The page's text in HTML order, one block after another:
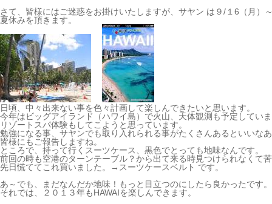
さて、皆様にはご迷惑をお掛けいたしますが、サヤン は９/１6（月）
夏休みを頂きます。
日頃、中々出来ない事を色々計画して楽しんできたいと思います。
今年はビッグアイランド（ハワイ島）で火山、天体観測も予定してい
リゾートスパ体験もしてこようと思っています。
勉強になる事、サヤンでも取り入れられる事がたくさんあるといいな
皆様にもご報告しますね。
ところで、持って行くスーツケース、黒色でとっても地味なんです。
前回の時も空港のターンテーブル？から出て来る時見つけられなくて
先日慌ててこれ買いました。→スーツケースベルト です。
あ～でも、まだなんだか地味！もっと目立つのにしたら良かったです
それでは、２０１３年もHAWAIを楽しんできます。